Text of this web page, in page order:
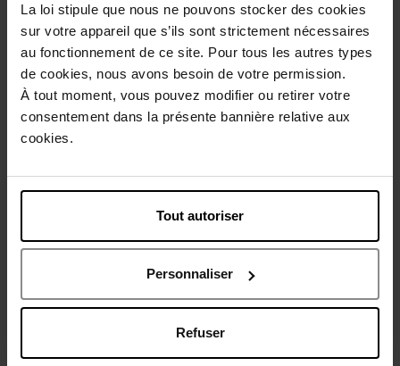
La loi stipule que nous ne pouvons stocker des cookies
sur votre appareil que s’ils sont strictement nécessaires
au fonctionnement de ce site. Pour tous les autres types
de cookies, nous avons besoin de votre permission.
À tout moment, vous pouvez modifier ou retirer votre
consentement dans la présente bannière relative aux
cookies.
Tout autoriser
Personnaliser
Refuser
Description
Conseil d'utilisation
Caractéristiques
Vous aimerez peut-être